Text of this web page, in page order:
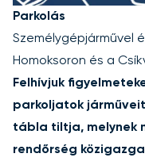
Parkolás
Személygépjárművel
Homoksoron és a
Felhívjuk
parkoljatok
tábla tiltja, melynek
rendőrség